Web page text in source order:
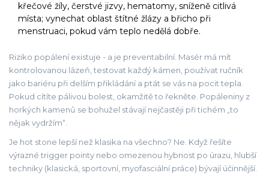
křečové žíly, čerstvé jizvy, hematomy, sníženě citlivá
místa; vynechat oblast štítné žlázy a břicho při
menstruaci, pokud vám teplo nedělá dobře.
Riziko popálení existuje - a je preventabilní. Masér má mít
kontrolovanou lázeň, testovat každý kámen, používat ručník
jako bariéru při delším přikládání a ptát se vás na pocit tepla.
Pokud cítíte pálivou bolest, okamžitě to řekněte. Popáleniny z
horkých kamenů se bohužel stávají nejčastěji při tichém „to
nějak vydržím“.
Je hot stone lepší než klasika na všechno? Ne. Když řešíte
výrazné trigger pointy nebo omezenou hybnost po úrazu, hlubší
techniky (klasická, sportovní, myofasciální práce) bývají účinnější.